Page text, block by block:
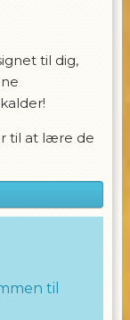
til dig,
til at lære de
Vi
hvor vi
musik og
seje
til